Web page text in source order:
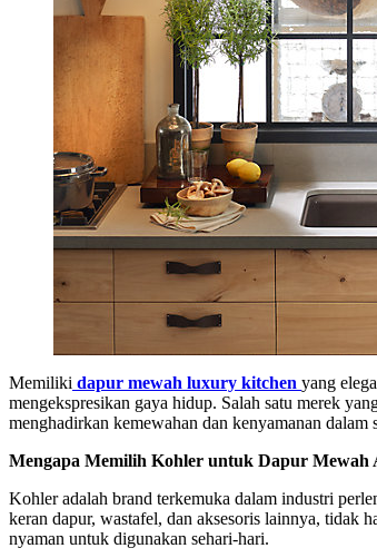
Memiliki dapur mewah luxury kitchen yang
mengekspresikan gaya hidup. Salah satu merek
menghadirkan kemewahan dan kenyamanan dalam
Mengapa Memilih Kohler untuk Dapur Mewah
Kohler adalah brand terkemuka dalam industri
keran dapur, wastafel, dan aksesoris lainnya, tidak
nyaman untuk digunakan sehari-hari.